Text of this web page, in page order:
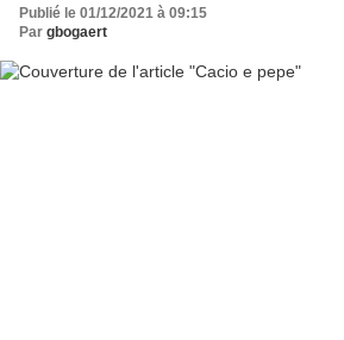
Publié le 01/12/2021 à 09:15
Par gbogaert